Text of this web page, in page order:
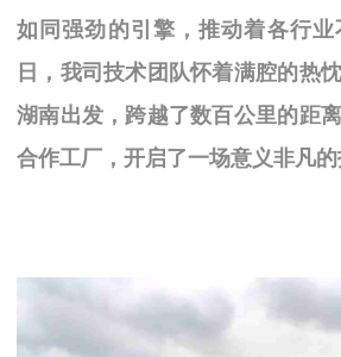
如同强劲的引擎，推动着各行
日，我司技术团队怀着满腔的热
湖南出发，跨越了数百公里的距
合作工厂，开启了一场意义非凡的